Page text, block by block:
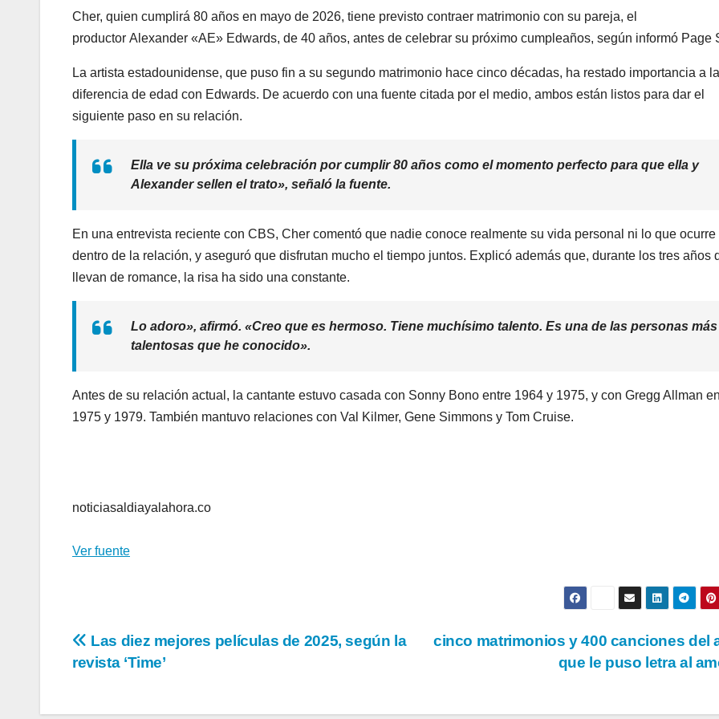
Cher, quien cumplirá 80 años en mayo de 2026, tiene previsto contraer matrimonio con su pareja, el
productor Alexander «AE» Edwards, de 40 años, antes de celebrar su próximo cumpleaños, según informó Page
La artista estadounidense, que puso fin a su segundo matrimonio hace cinco décadas, ha restado importancia a la
diferencia de edad con Edwards. De acuerdo con una fuente citada por el medio, ambos están listos para dar el
siguiente paso en su relación.
Ella ve su próxima celebración por cumplir 80 años como el momento perfecto para que ella y
Alexander sellen el trato», señaló la fuente.
En una entrevista reciente con CBS, Cher comentó que nadie conoce realmente su vida personal ni lo que ocurre
dentro de la relación, y aseguró que disfrutan mucho el tiempo juntos. Explicó además que, durante los tres años
llevan de romance, la risa ha sido una constante.
Lo adoro», afirmó. «Creo que es hermoso. Tiene muchísimo talento. Es una de las personas más
talentosas que he conocido».
Antes de su relación actual, la cantante estuvo casada con Sonny Bono entre 1964 y 1975, y con Gregg Allman
1975 y 1979. También mantuvo relaciones con Val Kilmer, Gene Simmons y Tom Cruise.
noticiasaldiayalahora.co
Ver fuente
Navegación
entradas
cinco matrimonios y 400 canciones del
que le puso letra al
Las diez mejores películas de 2025, según la
revista ‘Time’